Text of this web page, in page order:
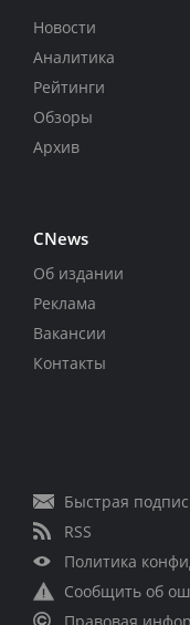
Новости
Аналитика
Рейтинги
Обзоры
Архив
CNews
Об издании
Реклама
Вакансии
Контакты
Быстрая
RSS
Политика
Сообщить об